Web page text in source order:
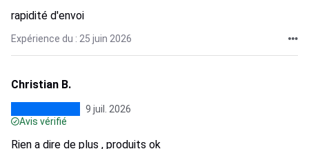
rapidité d'envoi
Expérience du : 25 juin 2026
Christian B.
9 juil. 2026
Avis vérifié
Rien a dire de plus , produits ok